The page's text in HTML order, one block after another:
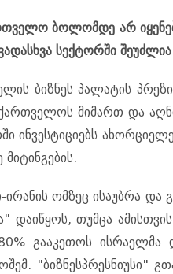
ბო­ლომ­დე არ
სექ­ტორ­ში
ბიზ­ნეს პა­ლა­ტის
მი­მართ და
ინ­ვეს­ტი­ცი­ებს
ირა­ნის ომ­ზეც ისა­უბ­რა
და­ი­წყოს, თუმ­ცა
გა­ა­კე­თოს
"ბიზ­ნესპრეს­ნი­უ­სი"